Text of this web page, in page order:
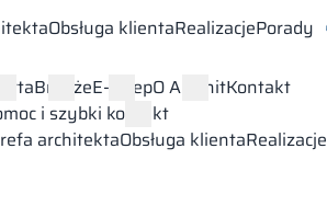
Obsługa klientaRealizacjePorady
BranżeE-sklepO AlsanitKontakt
i szybki kontakt
architektaObsługa klientaRealizacje